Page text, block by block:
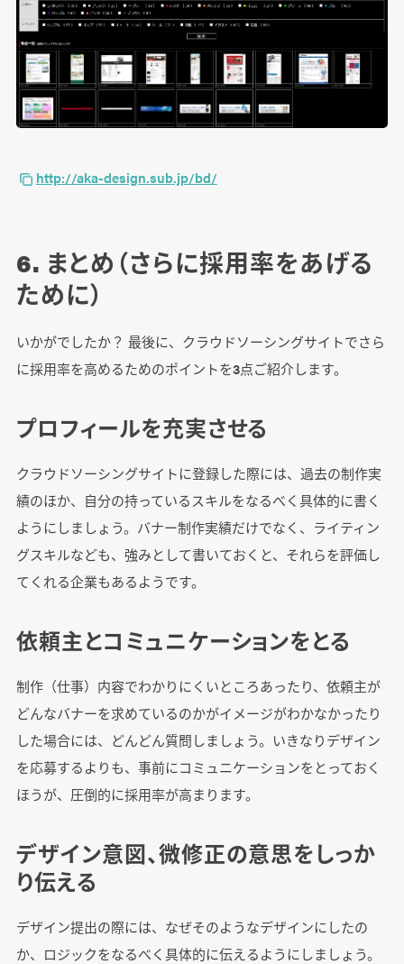
http://aka-design.sub.jp/bd/
6. まとめ（さらに採用率をあげる
ために）
いかがでしたか？ 最後に、クラウドソーシングサイトでさら
に採用率を高めるためのポイントを3点ご紹介します。
プロフィールを充実させる
クラウドソーシングサイトに登録した際には、過去の制作実
績のほか、自分の持っているスキルをなるべく具体的に書く
ようにしましょう。バナー制作実績だけでなく、ライティン
グスキルなども、強みとして書いておくと、それらを評価し
てくれる企業もあるようです。
依頼主とコミュニケーションをとる
制作（仕事）内容でわかりにくいところあったり、依頼主が
どんなバナーを求めているのかがイメージがわかなかったり
した場合には、どんどん質問しましょう。いきなりデザイン
を応募するよりも、事前にコミュニケーションをとっておく
ほうが、圧倒的に採用率が高まります。
デザイン意図、微修正の意思をしっか
り伝える
デザイン提出の際には、なぜそのようなデザインにしたの
か、ロジックをなるべく具体的に伝えるようにしましょう。